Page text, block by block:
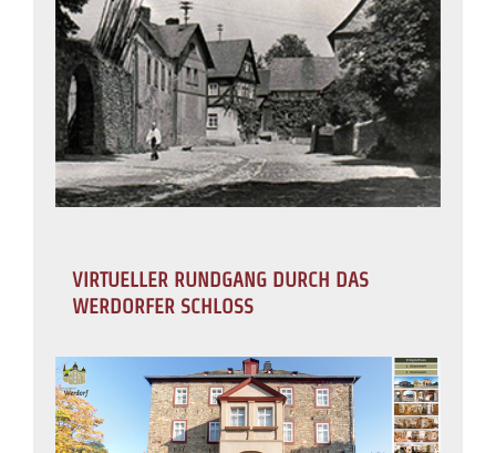
VIRTUELLER RUNDGANG DURCH DAS
WERDORFER SCHLOSS